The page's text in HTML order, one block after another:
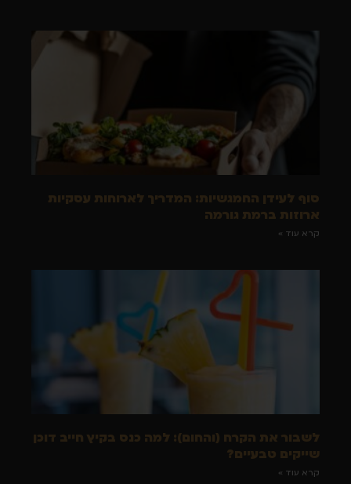
סוף לעידן החמגשיות: המדריך לארוחות עסקיות
ארוזות ברמת גורמה
קרא עוד »
לשבור את הקרח (והחום): למה כנס בקיץ חייב דוכן
שייקים טבעיים?
קרא עוד »